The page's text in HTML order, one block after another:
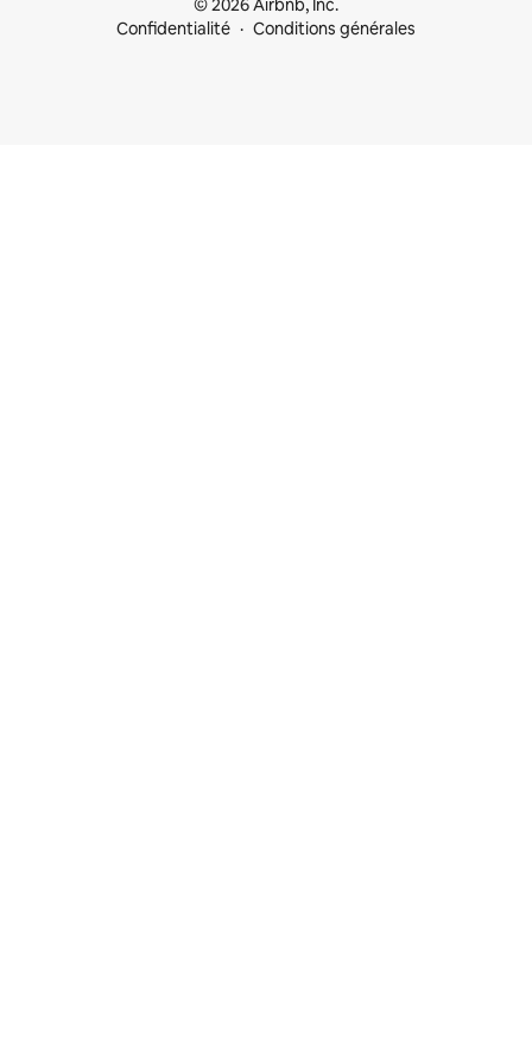
© 2026 Airbnb, Inc.
Confidentialité
Conditions générales